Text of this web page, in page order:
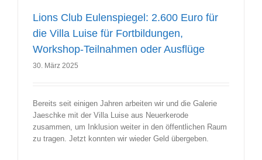
Lions Club Eulenspiegel: 2.600 Euro für
die Villa Luise für Fortbildungen,
Workshop-Teilnahmen oder Ausflüge
30. März 2025
Bereits seit einigen Jahren arbeiten wir und die Galerie
Jaeschke mit der Villa Luise aus Neuerkerode
zusammen, um Inklusion weiter in den öffentlichen Raum
zu tragen. Jetzt konnten wir wieder Geld übergeben.